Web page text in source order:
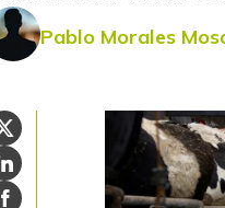
Pablo Morales